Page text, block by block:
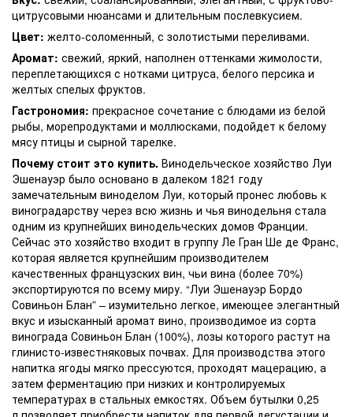
цитрусовыми нюансами и длительным послевкусием.
Цвет: желто-соломенный, с золотистыми переливами.
Аромат: свежий, яркий, наполнен оттенками жимолости,
переплетающихся с нотками цитруса, белого персика и
желтых спелых фруктов.
Гастрономия: прекрасное сочетание с блюдами из белой
рыбы, морепродуктами и моллюсками, подойдет к белому
мясу птицы и сырной тарелке.
Почему стоит это купить. Винодельческое хозяйство Луи
Эшенауэр было основано в далеком 1821 году
замечательным виноделом Луи, который пронес любовь к
виноградарству через всю жизнь и чья винодельня стала
одним из крупнейших винодельческих домов Франции.
Сейчас это хозяйство входит в группу Ле Гран Ше де Франс,
которая является крупнейшим производителем
качественных французских вин, чьи вина (более 70%)
экспортируются по всему миру. “Луи Эшенауэр Бордо
Совиньон Блан” – изумительно легкое, имеющее элегантный
вкус и изысканный аромат вино, производимое из сорта
винограда Совиньон Блан (100%), лозы которого растут на
глинисто-известняковых почвах. Для производства этого
напитка ягоды мягко прессуются, проходят мацерацию, а
затем ферментацию при низких и контролируемых
температурах в стальных емкостях. Объем бутылки 0,25